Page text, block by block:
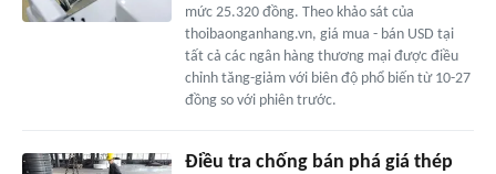
mức 25.320 đồng. Theo khảo sát của
thoibaonganhang.vn, giá mua - bán USD tại
tất cả các ngân hàng thương mại được điều
chỉnh tăng-giảm với biên độ phổ biến từ 10-27
đồng so với phiên trước.
Điều tra chống bán phá giá thép